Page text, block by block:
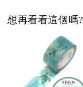
想再看看這個嗎?